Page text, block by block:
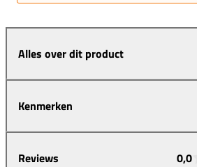
Alles over dit product
Kenmerken
Reviews 0,0